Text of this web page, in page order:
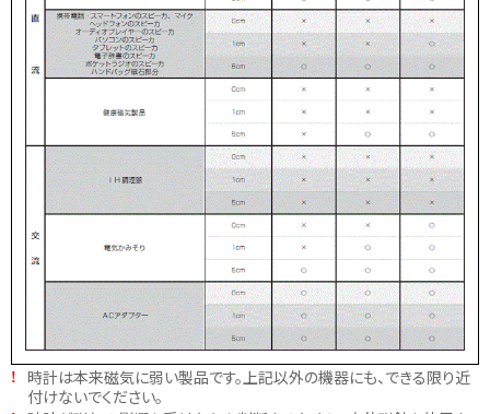
!
時計は本来磁気に弱い製品です。上記以外の機器にも、できる限り近
付けないでください。